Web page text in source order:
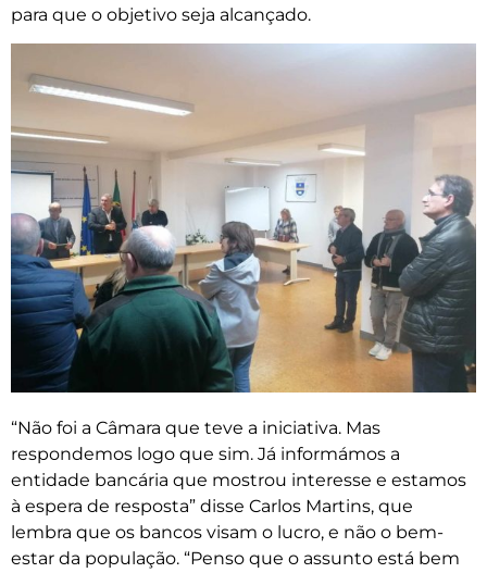
para que o objetivo seja alcançado.
“Não foi a Câmara que teve a iniciativa. Mas
respondemos logo que sim. Já informámos a
entidade bancária que mostrou interesse e estamos
à espera de resposta” disse Carlos Martins, que
lembra que os bancos visam o lucro, e não o bem-
estar da população. “Penso que o assunto está bem